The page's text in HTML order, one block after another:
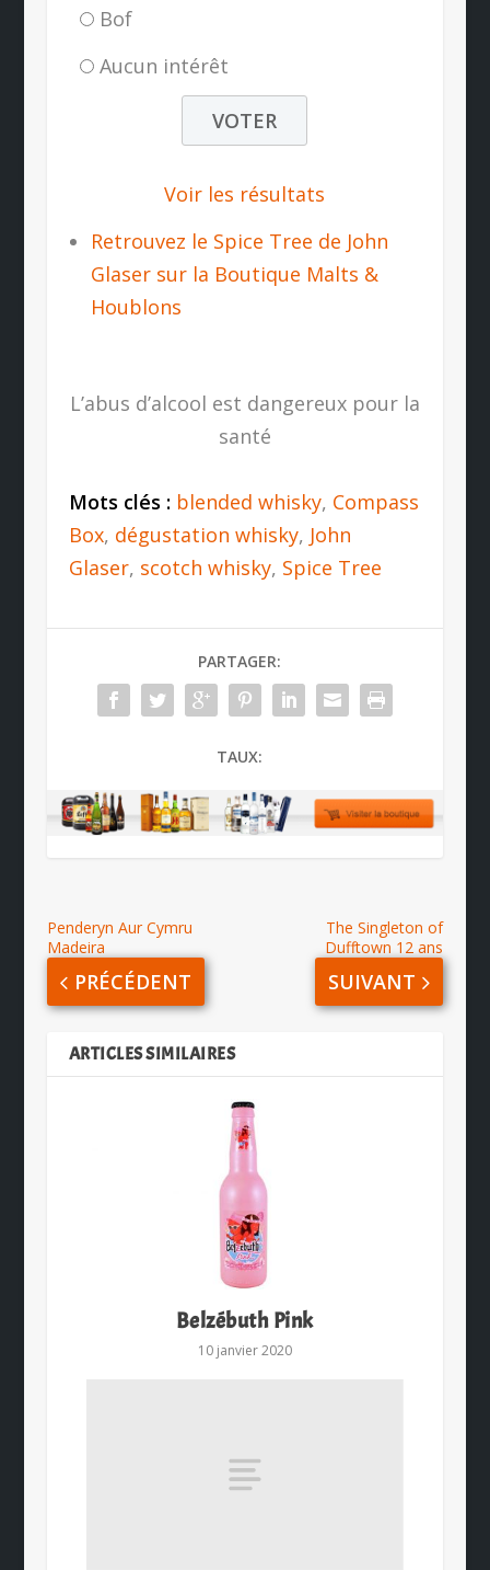
Bof
Aucun intérêt
Voir les résultats
Retrouvez le Spice Tree de John
Glaser sur la Boutique Malts &
Houblons
L’abus d’alcool est dangereux pour la
santé
Mots clés : blended whisky, Compass
Box, dégustation whisky, John
Glaser, scotch whisky, Spice Tree
PARTAGER:
TAUX:
Penderyn Aur Cymru
Madeira
PRÉCÉDENT
The Singleton of
Dufftown 12 ans
SUIVANT
ARTICLES SIMILAIRES
Belzébuth Pink
10 janvier 2020